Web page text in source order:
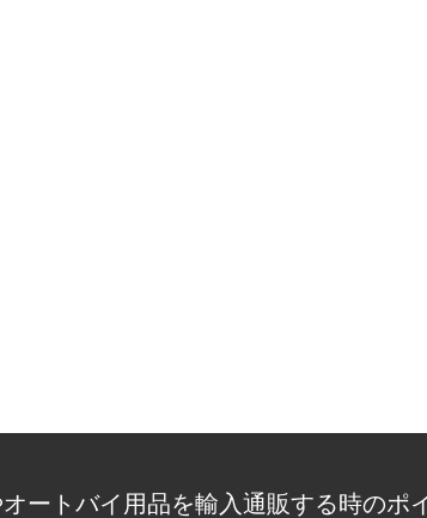
ートバイ用品を輸入通販する時のポ